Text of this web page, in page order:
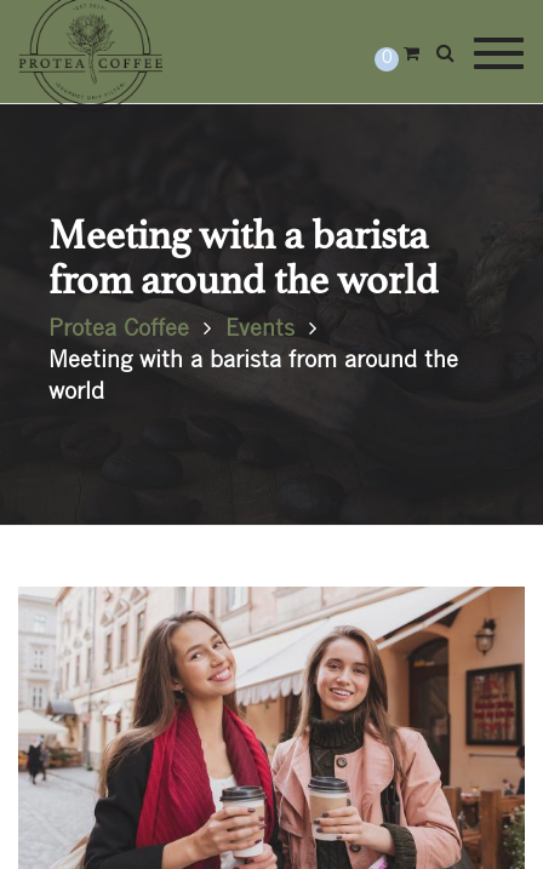
0
Meeting with a barista
from around the world
Protea Coffee
Events
Meeting with a barista from around the
world